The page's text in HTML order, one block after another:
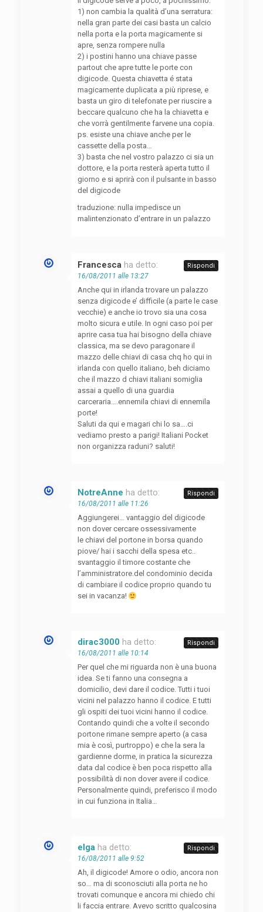
1) non cambia la qualità d’una serratura:
nella gran parte dei casi basta un calcio
nella porta e la porta magicamente si
apre, senza rompere nulla
2) i postini hanno una chiave passe
partout che apre tutte le porte con
digicode. Questa chiavetta é stata
magicamente duplicata a più riprese, e
basta un giro di telefonate per riuscire a
beccare qualcuno che ha la chiavetta e
che vorrà gentilmente farvene una copia.
ps. esiste una chiave anche per le
cassette della posta…
3) basta che nel vostro palazzo ci sia un
dottore, e la porta resterà aperta tutto il
giorno e si aprirà con il pulsante in basso
del digicode
traduzione: nulla impedisce un
malintenzionato d’entrare in un palazzo
Francesca ha detto:
16/08/2011 alle 13:27
Anche qui in irlanda trovare un palazzo
senza digicode e’ difficile (a parte le case
vecchie) e anche io trovo sia una cosa
molto sicura e utile. In ogni caso poi per
aprire casa tua hai bisogno della chiave
classica, ma se devo paragonare il
mazzo delle chiavi di casa chq ho qui in
irlanda con quello italiano, beh diciamo
che il mazzo d chiavi italiani somiglia
assai a quello di una guardia
carceraria….ennemila chiavi di ennemila
porte!
Saluti da qui e magari chi lo sa….ci
vediamo presto a parigi! Italiani Pocket
non organizza raduni? saluti!
Rispondi
NotreAnne ha detto:
16/08/2011 alle 11:26
Aggiungerei… vantaggio del digicode
non dover cercare ossessivamente
le chiavi del portone in borsa quando
piove/ hai i sacchi della spesa etc..
svantaggio il timore costante che
l’amministratore.del condominio decida
di cambiare il codice proprio quando tu
sei in vacanza!
Rispondi
dirac3000 ha detto:
16/08/2011 alle 10:14
Per quel che mi riguarda non è una buona
idea. Se ti fanno una consegna a
domicilio, devi dare il codice. Tutti i tuoi
vicini nel palazzo hanno il codice. E tutti
gli ospiti dei tuoi vicini hanno il codice.
Contando quindi che a volte il secondo
portone rimane sempre aperto (a casa
mia è così, purtroppo) e che la sera la
gardienne dorme, in pratica la sicurezza
data dal codice è ben poca rispetto alla
possibilità di non dover avere il codice.
Personalmente quindi, preferisco il modo
in cui funziona in Italia…
Rispondi
elga ha detto:
16/08/2011 alle 9:52
Ah, il digicode! Amore o odio, ancora non
so… ma di sconosciuti alla porta ne ho
trovati comunque e ancora mi chiedo chi
li faccia entrare. Avevo scritto qualcosina
Rispondi